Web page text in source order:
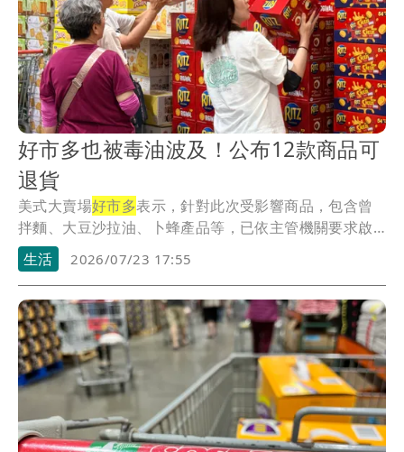
好市多也被毒油波及！公布12款商品可
退貨
美式大賣場好市多表示，針對此次受影響商品，包含曾
拌麵、大豆沙拉油、卜蜂產品等，已依主管機關要求啟
動相...
生活 2026/07/23 17:55